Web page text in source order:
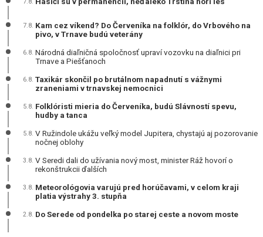
7.8.
7.8. Kam cez víkend? Do Červeníka na folklór, do Vrbového na
pivo, v Trnave budú veterány
6.8. Národná diaľničná spoločnosť upraví vozovku na diaľnici pri
Trnave a Piešťanoch
6.8. Taxikár skončil po brutálnom napadnutí s vážnymi
zraneniami v trnavskej nemocnici
5.8. Folklóristi mieria do Červeníka, budú Slávností spevu,
hudby a tanca
5.8. V Ružindole ukážu veľký model Jupitera, chystajú aj pozorovanie
nočnej oblohy
3.8. V Seredi dali do užívania nový most, minister Ráž hovorí o
rekonštrukcii ďalších
3.8. Meteorológovia varujú pred horúčavami, v celom kraji
platia výstrahy 3. stupňa
2.8. Do Serede od pondelka po starej ceste a novom moste